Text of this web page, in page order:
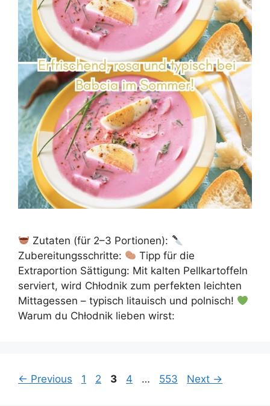
Zutaten (für 2–3 Portionen):
Zubereitungsschritte:
Tipp für die
Extraportion Sättigung: Mit kalten Pellkartoffeln
serviert, wird Chłodnik zum perfekten leichten
Mittagessen – typisch litauisch und polnisch!
Warum du Chłodnik lieben wirst:
← Previous Page
1 Page
2 Page
3 Page
4 … Page
553 Next →